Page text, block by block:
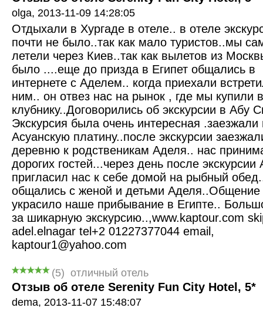
olga, 2013-11-09 14:28:05
Отдыхали в Хургаде в отеле.. в отеле
почти не было..так как мало туристов..мы
летели через Киев..так как вылетов из
было ....еще до призда в Египет общались в
интернете с Аделем.. когда приехали
ним.. он отвез нас на рынок , где мы купили
клубнику..Договорились об экскурсии в Абу
Экскурсия была очень интересная .заезжали
Асуанскую платину..после экскурсии
деревню к родственикам Аделя.. нас
дорогих гостей...через день после экскурсии
пригласил нас к себе домой на рыбный
общались с женой и детьми
украсило наше прибывание в Египте..
за шикарную экскурсию..,www.kaptour.com
adel.elnagar tel+2 01227377044 email,
kaptour1@yahoo.com
(5) отличный отель
Отзыв об отеле Serenity Fun City Hotel, 5*
dema, 2013-11-07 15:48:07